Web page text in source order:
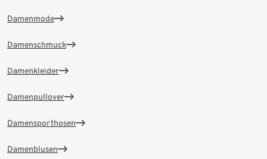
Damenmode
Damenschmuck
Damenkleider
Damenpullover
Damensporthosen
Damenblusen